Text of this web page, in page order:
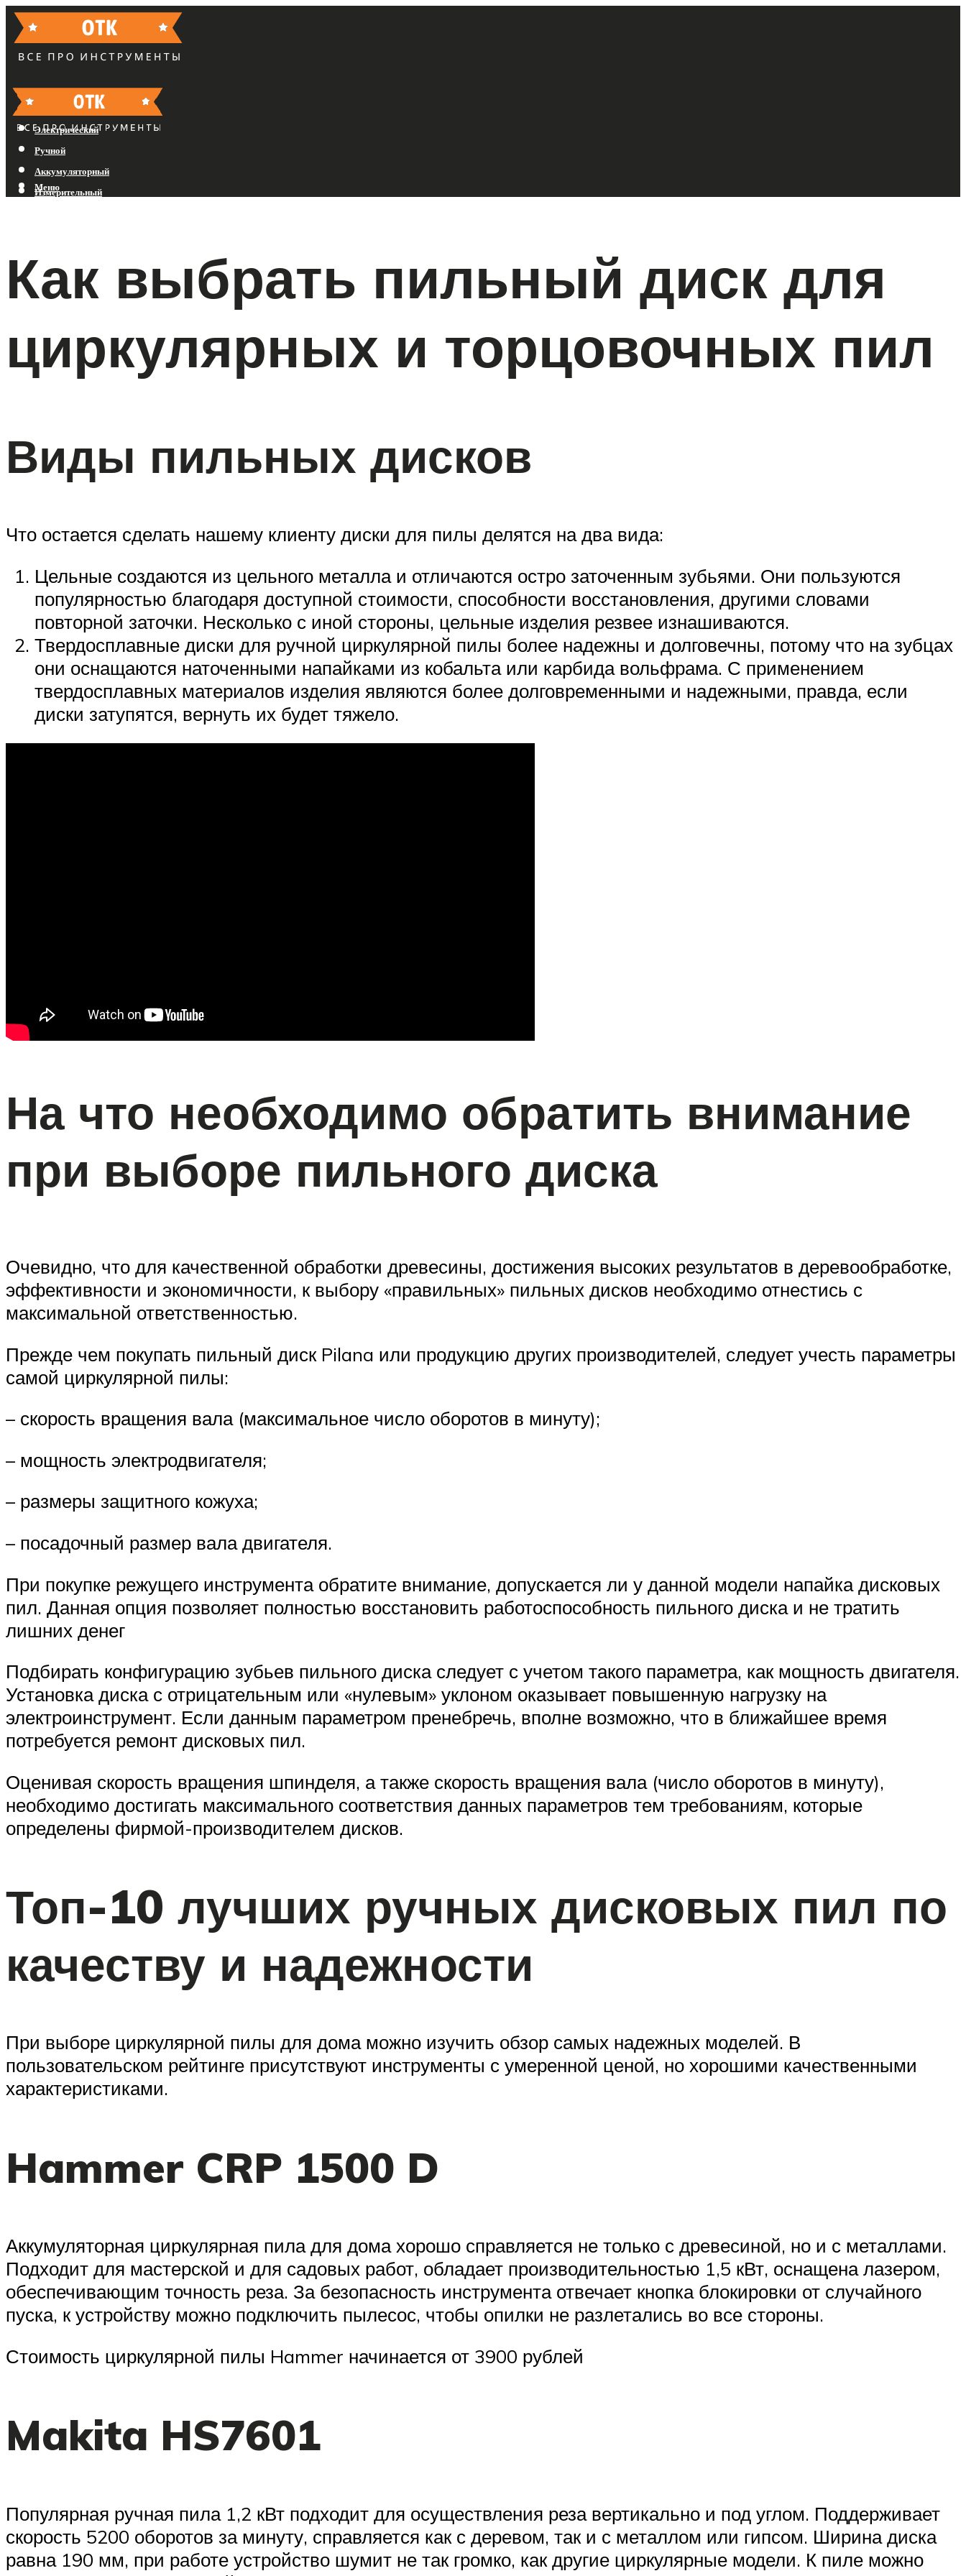
Бензиновый
Электрический
Ручной
Аккумуляторный
Измерительный
Меню
Как выбрать пильный диск для
циркулярных и торцовочных пил
Виды пильных дисков
Что остается сделать нашему клиенту диски для пилы делятся на два вида:
Цельные создаются из цельного металла и отличаются остро заточенным зубьями. Они пользуются
популярностью благодаря доступной стоимости, способности восстановления, другими словами
повторной заточки. Несколько с иной стороны, цельные изделия резвее изнашиваются.
Твердосплавные диски для ручной циркулярной пилы более надежны и долговечны, потому что на зубцах
они оснащаются наточенными напайками из кобальта или карбида вольфрама. С применением
твердосплавных материалов изделия являются более долговременными и надежными, правда, если
диски затупятся, вернуть их будет тяжело.
На что необходимо обратить внимание
при выборе пильного диска
Очевидно, что для качественной обработки древесины, достижения высоких результатов в деревообработке,
эффективности и экономичности, к выбору «правильных» пильных дисков необходимо отнестись с
максимальной ответственностью.
Прежде чем покупать пильный диск Pilana или продукцию других производителей, следует учесть параметры
самой циркулярной пилы:
– скорость вращения вала (максимальное число оборотов в минуту);
– мощность электродвигателя;
– размеры защитного кожуха;
– посадочный размер вала двигателя.
При покупке режущего инструмента обратите внимание, допускается ли у данной модели напайка дисковых
пил. Данная опция позволяет полностью восстановить работоспособность пильного диска и не тратить
лишних денег
Подбирать конфигурацию зубьев пильного диска следует с учетом такого параметра, как мощность двигателя.
Установка диска с отрицательным или «нулевым» уклоном оказывает повышенную нагрузку на
электроинструмент. Если данным параметром пренебречь, вполне возможно, что в ближайшее время
потребуется ремонт дисковых пил.
Оценивая скорость вращения шпинделя, а также скорость вращения вала (число оборотов в минуту),
необходимо достигать максимального соответствия данных параметров тем требованиям, которые
определены фирмой-производителем дисков.
Топ-10 лучших ручных дисковых пил по
качеству и надежности
При выборе циркулярной пилы для дома можно изучить обзор самых надежных моделей. В
пользовательском рейтинге присутствуют инструменты с умеренной ценой, но хорошими качественными
характеристиками.
Hammer CRP 1500 D
Аккумуляторная циркулярная пила для дома хорошо справляется не только с древесиной, но и с металлами.
Подходит для мастерской и для садовых работ, обладает производительностью 1,5 кВт, оснащена лазером,
обеспечивающим точность реза. За безопасность инструмента отвечает кнопка блокировки от случайного
пуска, к устройству можно подключить пылесос, чтобы опилки не разлетались во все стороны.
Стоимость циркулярной пилы Hammer начинается от 3900 рублей
Makita HS7601
Популярная ручная пила 1,2 кВт подходит для осуществления реза вертикально и под углом. Поддерживает
скорость 5200 оборотов за минуту, справляется как с деревом, так и с металлом или гипсом. Ширина диска
равна 190 мм, при работе устройство шумит не так громко, как другие циркулярные модели. К пиле можно